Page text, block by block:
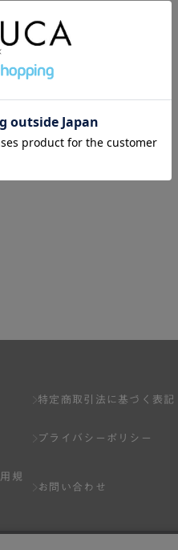
規
特定商取引法に基づく表記
プライバシーポリシー
お問い合わせ